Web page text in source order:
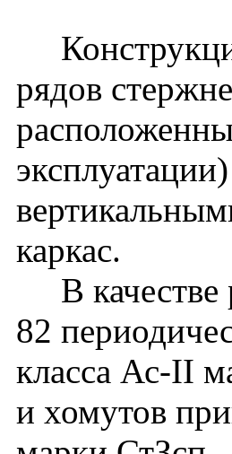
рядов
каркас.
В качестве
82
класса Ас-II
и хомутов